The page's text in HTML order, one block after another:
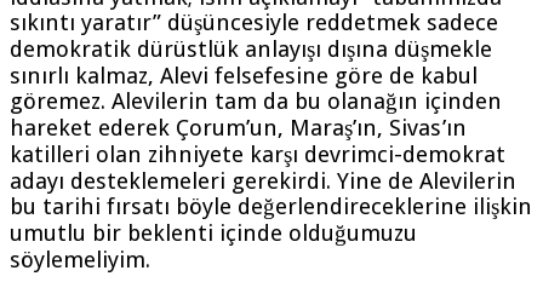
sıkıntı yaratır” düşüncesiyle reddetmek sadece
demokratik dürüstlük anlayışı dışına düşmekle
sınırlı kalmaz, Alevi felsefesine göre de kabul
göremez. Alevilerin tam da bu olanağın içinden
hareket ederek Çorum’un, Maraş’ın, Sivas’ın
katilleri olan zihniyete karşı devrimci-demokrat
adayı desteklemeleri gerekirdi. Yine de Alevilerin
bu tarihi fırsatı böyle değerlendireceklerine ilişkin
umutlu bir beklenti içinde olduğumuzu
söylemeliyim.